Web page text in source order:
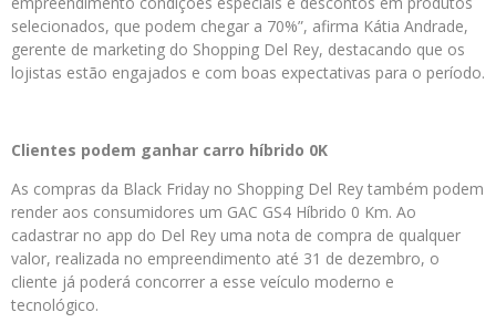
selecionados, que podem chegar a 70%”, afirma Kátia Andrade,
gerente de marketing do Shopping Del Rey, destacando que os
lojistas estão engajados e com boas expectativas para o período.
Clientes podem ganhar carro híbrido 0K
As compras da Black Friday no Shopping Del Rey também podem
render aos consumidores um GAC GS4 Híbrido 0 Km. Ao
cadastrar no app do Del Rey uma nota de compra de qualquer
valor, realizada no empreendimento até 31 de dezembro, o
cliente já poderá concorrer a esse veículo moderno e
tecnológico.